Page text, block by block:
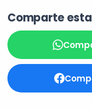
Comparte